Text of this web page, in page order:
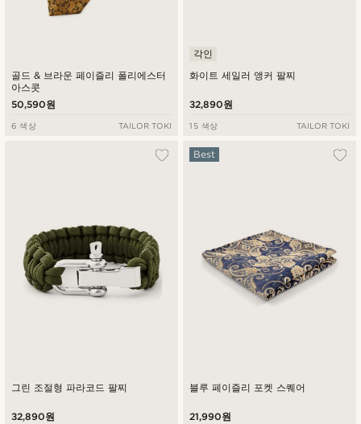
골드 & 브라운 페이즐리 폴리에스터
아스콧
50,590원
6 색상 TAILOR TOKI
화이트 세일러 앵커 팔찌
각인
32,890원
15 색상 TAILOR TOKI
그린 조절형 파라코드 팔찌
32,890원
블루 페이즐리 포켓 스퀘어
Best
21,990원